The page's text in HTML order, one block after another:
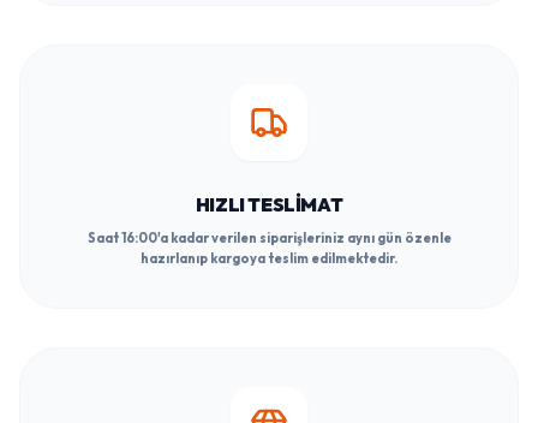
HIZLI TESLIMAT
Saat 16:00'a kadar verilen siparişleriniz aynı gün özenle
hazırlanıp kargoya teslim edilmektedir.